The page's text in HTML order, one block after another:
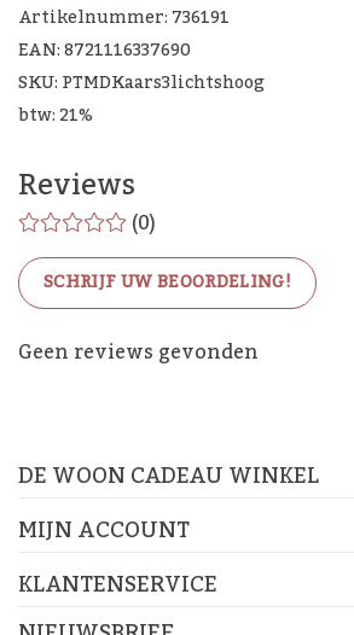
Artikelnummer: 736191
EAN: 8721116337690
SKU: PTMDKaars3lichtshoog
btw: 21%
Reviews
(0)
SCHRIJF UW BEOORDELING!
Geen reviews gevonden
De Woon
DE WOON CADEAU WINKEL
MIJN ACCOUNT
KLANTENSERVICE